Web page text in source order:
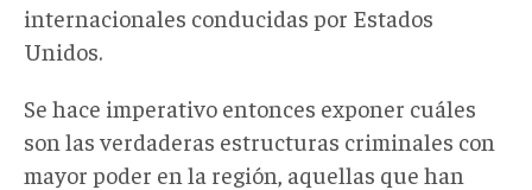
internacionales conducidas por Estados
Unidos.
Se hace imperativo entonces exponer cuáles
son las verdaderas estructuras criminales con
mayor poder en la región, aquellas que han